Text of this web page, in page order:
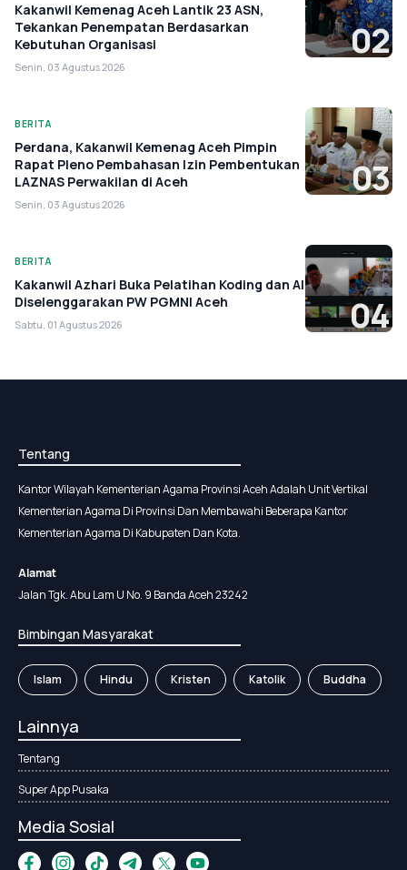
Kakanwil Kemenag Aceh Lantik 23 ASN,
Tekankan Penempatan Berdasarkan
Kebutuhan Organisasi
Senin, 03 Agustus 2026
02
BERITA
Perdana, Kakanwil Kemenag Aceh Pimpin
Rapat Pleno Pembahasan Izin Pembentukan
LAZNAS Perwakilan di Aceh
Senin, 03 Agustus 2026
03
BERITA
Kakanwil Azhari Buka Pelatihan Koding dan AI
Diselenggarakan PW PGMNI Aceh
Sabtu, 01 Agustus 2026 04
Tentang
Kantor Wilayah Kementerian Agama Provinsi Aceh Adalah Unit Vertikal
Kementerian Agama Di Provinsi Dan Membawahi Beberapa Kantor
Kementerian Agama Di Kabupaten Dan Kota.
Alamat
Jalan Tgk. Abu Lam U No. 9 Banda Aceh 23242
Bimbingan Masyarakat
Islam Hindu Kristen Katolik Buddha
Lainnya
Tentang
Super App Pusaka
Media Sosial